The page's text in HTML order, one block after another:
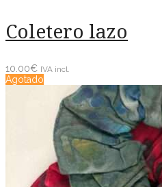
Coletero lazo
10.00€ IVA incl.
Agotado